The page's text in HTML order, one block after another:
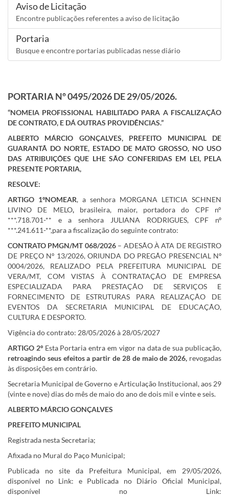
Aviso de Licitação
Encontre publicações referentes a aviso de licitação
Portaria
Busque e encontre portarias publicadas nesse diário
PORTARIA Nº 0495/2026 DE 29/05/2026.
“NOMEIA PROFISSIONAL HABILITADO PARA A FISCALIZAÇÃO
DE CONTRATO, E DÁ OUTRAS PROVIDÊNCIAS.”
ALBERTO MÁRCIO GONÇALVES, PREFEITO MUNICIPAL DE
GUARANTÃ DO NORTE, ESTADO DE MATO GROSSO, NO USO
DAS ATRIBUIÇÕES QUE LHE SÃO CONFERIDAS EM LEI, PELA
PRESENTE PORTARIA,
RESOLVE:
ARTIGO 1ºNOMEAR, a senhora MORGANA LETICIA SCHNEN
LIVINO DE MELO, brasileira, maior, portadora do CPF n°
***.718.701-** e a senhora JULIANA RODRIGUES, CPF nº
***.241.611-**,para a fiscalização do seguinte contrato:
CONTRATO PMGN/MT 068/2026 – ADESÃO À ATA DE REGISTRO
DE PREÇO Nº 13/2026, ORIUNDA DO PREGÃO PRESENCIAL Nº
0004/2026, REALIZADO PELA PREFEITURA MUNICIPAL DE
VERA/MT, COM VISTAS À CONTRATAÇÃO DE EMPRESA
ESPECIALIZADA PARA PRESTAÇÃO DE SERVIÇOS E
FORNECIMENTO DE ESTRUTURAS PARA REALIZAÇÃO DE
EVENTOS DA SECRETARIA MUNICIPAL DE EDUCAÇÃO,
CULTURA E DESPORTO.
Vigência do contrato: 28/05/2026 à 28/05/2027
ARTIGO 2º Esta Portaria entra em vigor na data de sua publicação,
retroagindo seus efeitos a partir de 28 de maio de 2026, revogadas
às disposições em contrário.
Secretaria Municipal de Governo e Articulação Institucional, aos 29
(vinte e nove) dias do mês de maio do ano de dois mil e vinte e seis.
ALBERTO MÁRCIO GONÇALVES
PREFEITO MUNICIPAL
Registrada nesta Secretaria;
Afixada no Mural do Paço Municipal;
Publicada no site da Prefeitura Municipal, em 29/05/2026,
disponível no Link: e Publicada no Diário Oficial Municipal,
disponível no Link: